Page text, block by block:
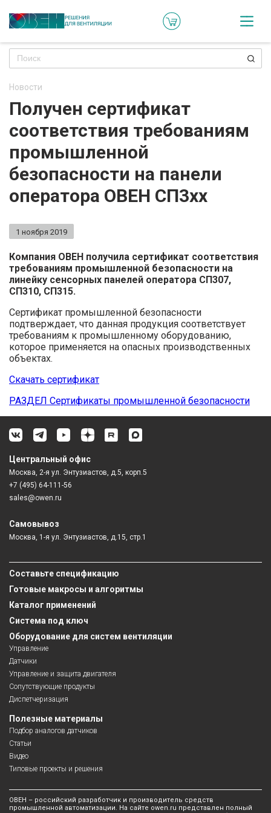
Новости
Получен сертификат
соответствия требованиям
промышленной
безопасности на панели
оператора ОВЕН СП3хх
1 ноября 2019
Компания ОВЕН получила сертификат соответствия
требованиям промышленной безопасности на
линейку сенсорных панелей оператора СП307,
СП310, СП315.
Сертификат промышленной безопасности
подтверждает, что данная продукция соответствует
требованиям к промышленному оборудованию,
которое применяется на опасных производственных
объектах.
Скачать сертификат
РАЗДЕЛ Сертификаты промышленной безопасности
Центральный офис
Москва, 2-я ул. Энтузиастов, д.5, корп.5
+7 (495) 64-111-56
sales@owen.ru
Самовывоз
Москва, 1-я ул. Энтузиастов, д.15, стр.1
Составьте спецификацию
Готовые макросы и алгоритмы
Каталог применений
Система под ключ
Оборудование для систем вентиляции
Управление
Датчики
Управление и защита двигателя
Сопутствующие продукты
Диспетчеризация
Полезные материалы
Подбор аналогов датчиков
Статьи
Видео
Типовые проекты и решения
ОВЕН – российский разработчик и производитель средств
промышленной автоматизации. На сайте owen.ru представлен полный